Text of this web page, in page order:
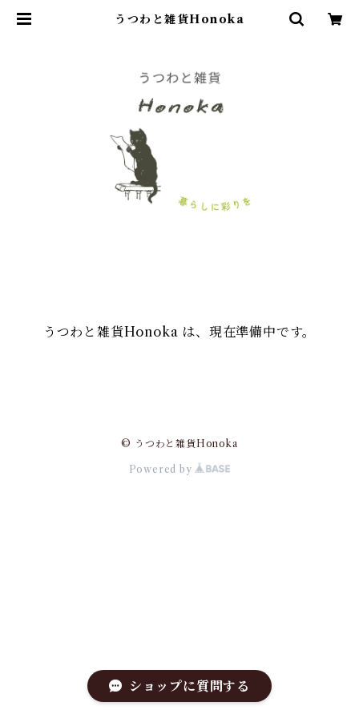
うつわと雑貨Honoka
うつわと雑貨Honoka は、現在準備中です。
© うつわと雑貨Honoka
Powered by
ショップに質問する